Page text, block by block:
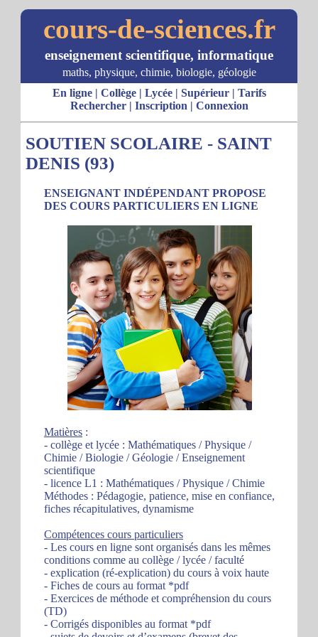
cours-de-sciences.fr
enseignement scientifique, informatique
maths, physique, chimie, biologie, géologie
En ligne| Collège| Lycée| Supérieur| Tarifs
Rechercher| Inscription | Connexion
SOUTIEN SCOLAIRE - SAINT
DENIS (93)
ENSEIGNANT INDÉPENDANT PROPOSE
DES COURS PARTICULIERS EN LIGNE
Matières :
- collège et lycée : Mathématiques / Physique /
Chimie / Biologie / Géologie / Enseignement
scientifique
- licence L1 : Mathématiques / Physique / Chimie
Méthodes : Pédagogie, patience, mise en confiance,
fiches récapitulatives, dynamisme
Compétences cours particuliers
- Les cours en ligne sont organisés dans les mêmes
conditions comme au collège / lycée / faculté
- explication (ré-explication) du cours à voix haute
- Fiches de cours au format *pdf
- Exercices de méthode et compréhension du cours
(TD)
- Corrigés disponibles au format *pdf